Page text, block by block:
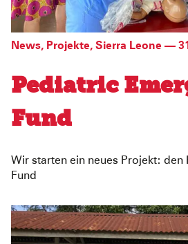
News, Projekte, Sierra Leone —
Pediatric
Fund
Wir starten ein neues Projekt: den
Fund